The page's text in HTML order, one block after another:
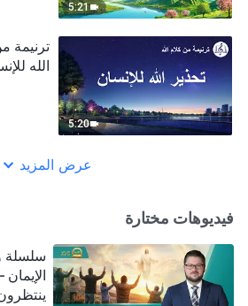
5:21
5:20
ترنيمة
الله
عرض المزيد
فيديوهات مختارة
سلسلة
الإيمان